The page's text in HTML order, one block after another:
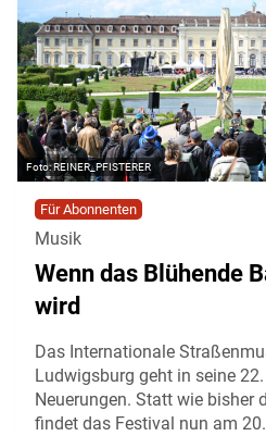
REINER_PFISTERER
Für Abonnenten
Musik
Wenn das Blühende
wird
Das Internationale
Ludwigsburg geht in seine
Neuerungen. Statt wie bisher
findet das Festival nun am